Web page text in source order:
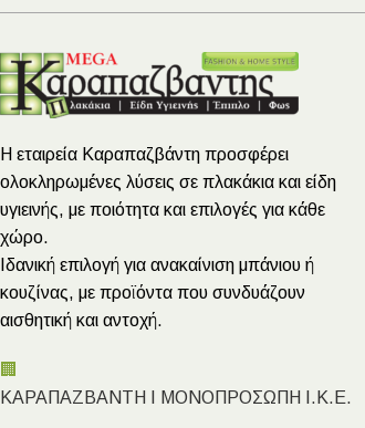
Η εταιρεία Καραπαζβάντη προσφέρει
ολοκληρωμένες λύσεις σε πλακάκια και είδη
υγιεινής, με ποιότητα και επιλογές για κάθε
χώρο.
Ιδανική επιλογή για ανακαίνιση μπάνιου ή
κουζίνας, με προϊόντα που συνδυάζουν
αισθητική και αντοχή.
🏢
ΚΑΡΑΠΑΖΒΑΝΤΗ Ι ΜΟΝΟΠΡΟΣΩΠΗ Ι.Κ.Ε.